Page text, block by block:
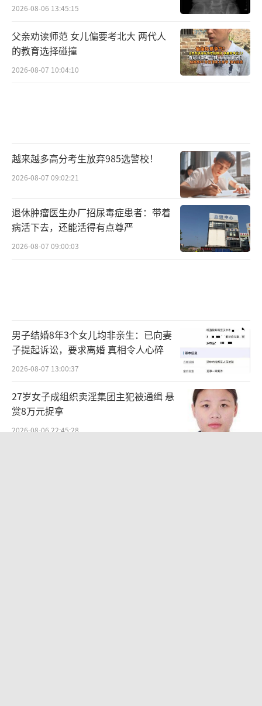
2026-08-06 13:45:15
父亲劝读师范 女儿偏要考北大 两代人
的教育选择碰撞
2026-08-07 10:04:10
越来越多高分考生放弃985选警校！
2026-08-07 09:02:21
退休肿瘤医生办厂招尿毒症患者：带着
病活下去，还能活得有点尊严
2026-08-07 09:00:03
男子结婚8年3个女儿均非亲生：已向妻
子提起诉讼，要求离婚 真相令人心碎
2026-08-07 13:00:37
27岁女子成组织卖淫集团主犯被通缉 悬
赏8万元捉拿
2026-08-06 22:45:28